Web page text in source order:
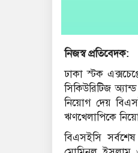
নিজস্ব প্রতিবেদক:
ঢাকা স্টক
সিকিউরিটিজ
নিয়োগ দেয়
ঋণখেলাপিকে
বিএসইসি